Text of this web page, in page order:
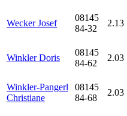
Wecker Josef
08145
84-32
2.13
Winkler Doris
08145
84-62
2.03
Winkler-Pangerl
Christiane
08145
84-68
2.03